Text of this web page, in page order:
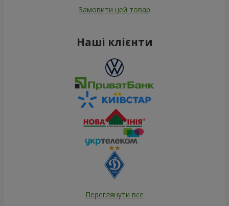
Замовити цей товар
Наші клієнти
Переглянути все